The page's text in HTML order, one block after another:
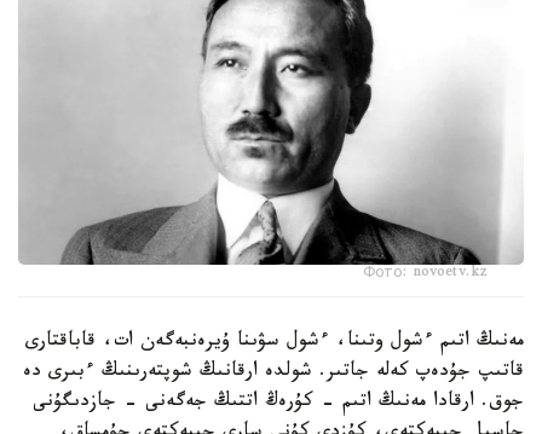
Фото: novoetv.kz
مەنىڭ اتىم ءشول وتىنا، ءشول سۋىنا ۇيرەنبەگەن ات، قاباقتارى
قاتىپ جۇدەپ كەلە جاتىر. شولدە ارقانىڭ شوپتەرىنىڭ ءبىرى دە
جوق. ارقادا مەنىڭ اتىم - كۇرەڭ اتتىڭ جەگەنى - جازدىگۇنى